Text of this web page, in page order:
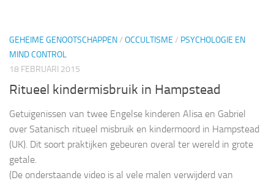
GEHEIME GENOOTSCHAPPEN/ OCCULTISME / PSYCHOLOGIE EN
MIND CONTROL
18 FEBRUARI 2015
Ritueel kindermisbruik in Hampstead
Getuigenissen van twee Engelse kinderen Alisa en Gabriel
over Satanisch ritueel misbruik en kindermoord in Hampstead
(UK). Dit soort praktijken gebeuren overal ter wereld in grote
getale.
(De onderstaande video is al vele malen verwijderd van